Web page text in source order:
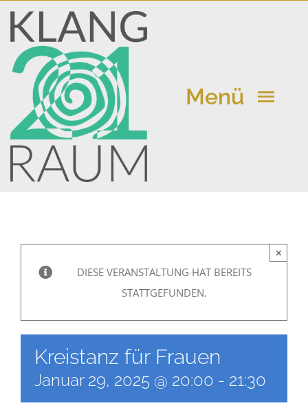
Zum
Inhalt
springen
Menü
Klangraum 21
Kulturnetz
DIESE VERANSTALTUNG HAT BEREITS
STATTGEFUNDEN.
×
Kreistanz für Frauen
Januar 29, 2025 @ 20:00 - 21:30